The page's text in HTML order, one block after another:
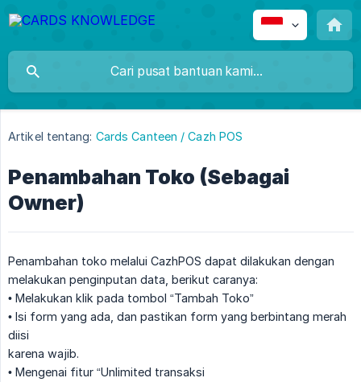
Artikel tentang: Cards Canteen / Cazh POS
Penambahan Toko (Sebagai
Owner)
Penambahan toko melalui CazhPOS dapat dilakukan dengan
melakukan penginputan data, berikut caranya:
• Melakukan klik pada tombol “Tambah Toko”
• Isi form yang ada, dan pastikan form yang berbintang merah
diisi
karena wajib.
• Mengenai fitur “Unlimited transaksi